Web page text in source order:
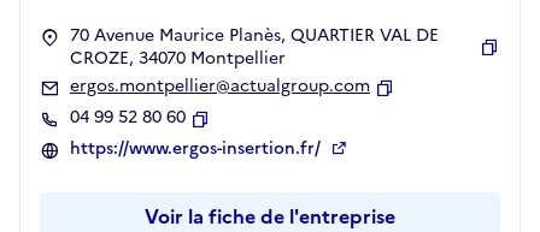
70 Avenue Maurice Planès, QUARTIER VAL DE
CROZE, 34070 Montpellier
ergos.montpellier@actualgroup.com
04 99 52 80 60
Copier
https://www.ergos-insertion.fr/
Voir la fiche de l'entreprise